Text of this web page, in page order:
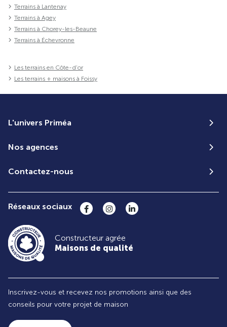
Terrains à Lantenay
Terrains à Agey
Terrains à Chorey-les-Beaune
Terrains à Échevronne
Les terrains en Côte-d'or
Les terrains + maisons à Foissy
L'univers Priméa
Nos agences
Contactez-nous
Réseaux sociaux
Constructeur agrée
Maisons de qualité
Inscrivez-vous et recevez nos promotions ainsi que des
conseils pour votre projet de maison